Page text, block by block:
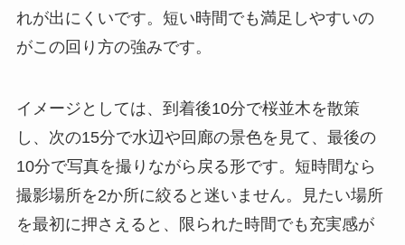
れが出にくいです。短い時間でも満足しやすいの
がこの回り方の強みです。
イメージとしては、到着後10分で桜並木を散策
し、次の15分で水辺や回廊の景色を見て、最後の
10分で写真を撮りながら戻る形です。短時間なら
撮影場所を2か所に絞ると迷いません。見たい場所
を最初に押さえると、限られた時間でも充実感が